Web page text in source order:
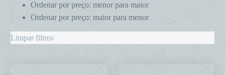
Ordenar por preço: menor para maior
Ordenar por preço: maior para menor
Limpar filtros